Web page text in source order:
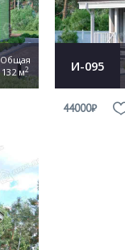
Общая
132 м2 И-095
44000₽